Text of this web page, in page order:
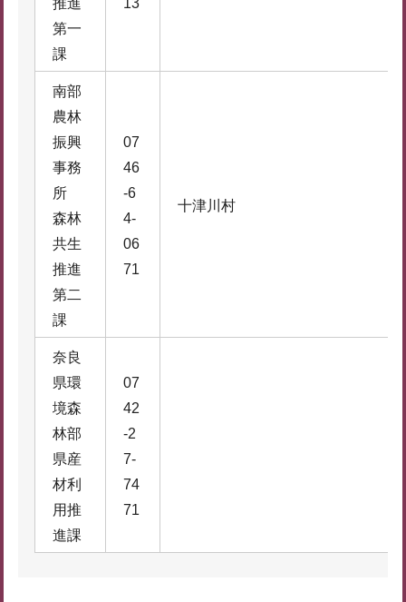
推進
第一
課
13
南部
農林
振興
事務
所
森林
共生
推進
第二
課
07
46
-6
4-
06
71
十津川村
奈良
県環
境森
林部
県産
材利
用推
進課
07
42
-2
7-
74
71